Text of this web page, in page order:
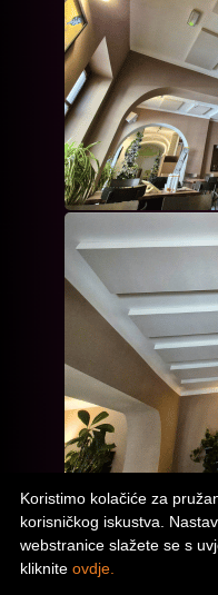
Koristimo kolačiće za
korisničkog iskustva.
webstranice slažete se s
kliknite ovdje.